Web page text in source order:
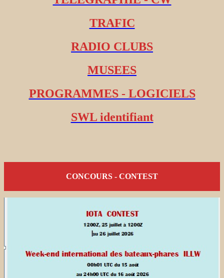
TRAFIC
RADIO CLUBS
MUSEES
PROGRAMMES - LOGICIELS
SWL identifiant
CONCOURS - CONTEST